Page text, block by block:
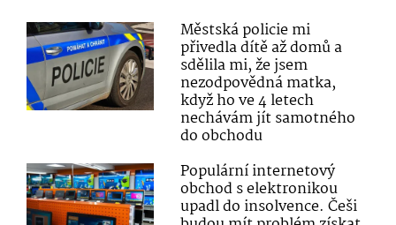
Městská policie mi
přivedla dítě až domů a
sdělila mi, že jsem
nezodpovědná matka,
když ho ve 4 letech
nechávám jít samotného
do obchodu
Populární internetový
obchod s elektronikou
upadl do insolvence. Češi